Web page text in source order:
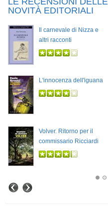
NOVITÀ EDITORIALI
Il carnevale di Nizza e
altri racconti
L'innocenza dell'iguana
Volver. Ritorno per il
commissario Ricciardi